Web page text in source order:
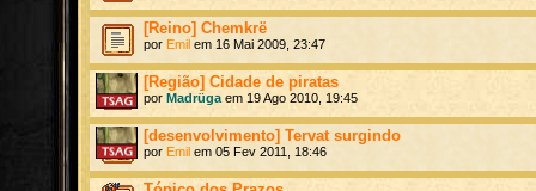
[Reino] Chemkrë
por Emil em 16 Mai 2009, 23:47
[Região] Cidade de piratas
por Madrüga em 19 Ago 2010, 19:45
[desenvolvimento] Tervat surgindo
por Emil em 05 Fev 2011, 18:46